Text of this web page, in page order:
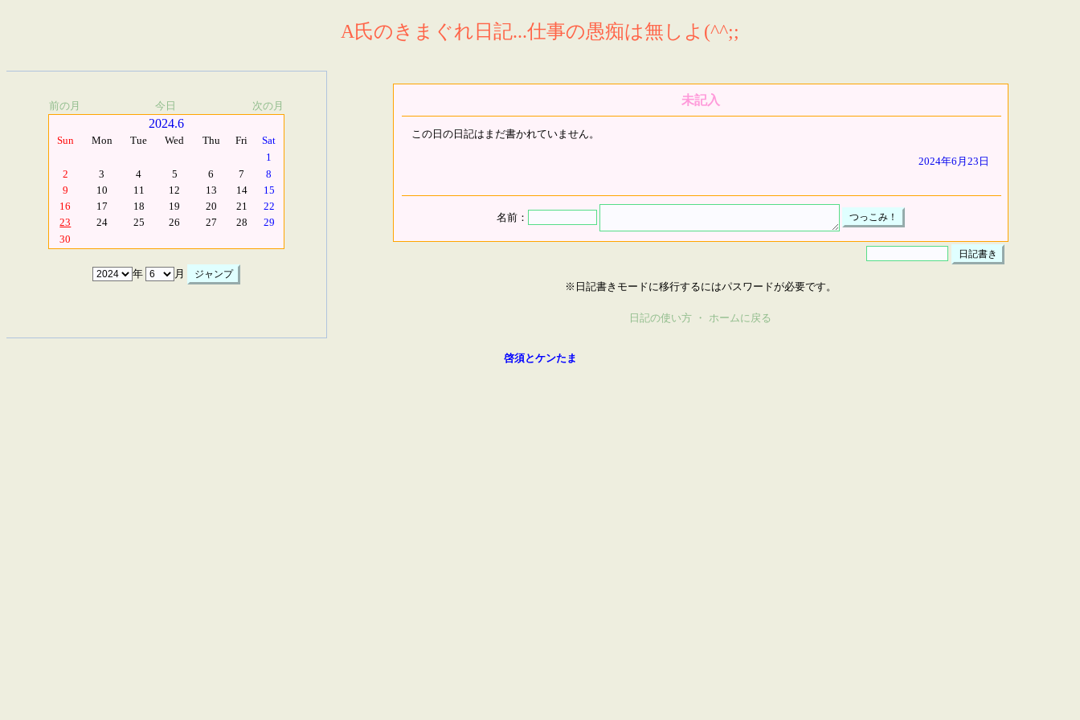
A氏のきまぐれ日記...仕事の愚痴は無しよ(^^;;
前の月 今日 次の月
2024.6
Sun Mon Tue Wed Thu Fri
Sat
1
2
3 4 5 6 7
8
9
10 11 12 13 14
15
16
17 18 19 20 21
22
23
24 25 26 27 28
29
30
年 月
未記入
この日の日記はまだ書かれていません。
2024年6月23日
名前：
※日記書きモードに移行するにはパスワードが必要です。
日記の使い方 ・ ホームに戻る
啓須とケンたま